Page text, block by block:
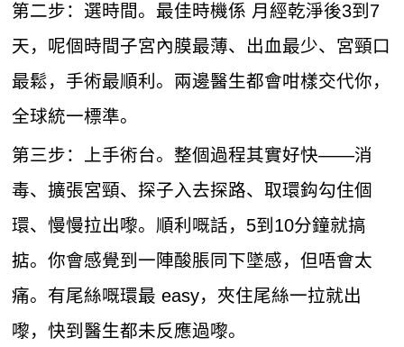
第二步：選時間。最佳時機係 月經乾淨後3到7
天，呢個時間子宮內膜最薄、出血最少、宮頸口
最鬆，手術最順利。兩邊醫生都會咁樣交代你，
全球統一標準。
第三步：上手術台。整個過程其實好快——消
毒、擴張宮頸、探子入去探路、取環鈎勾住個
環、慢慢拉出嚟。順利嘅話，5到10分鐘就搞
掂。你會感覺到一陣酸脹同下墜感，但唔會太
痛。有尾絲嘅環最 easy，夾住尾絲一拉就出
嚟，快到醫生都未反應過嚟。